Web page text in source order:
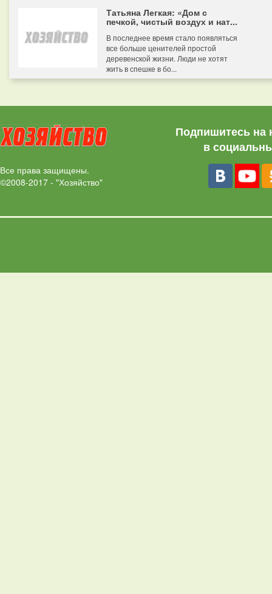
Татьяна Легкая: «Дом с
печкой, чистый воздух и нат...
В последнее время стало появляться
все больше ценителей простой
деревенской жизни. Люди не хотят
жить в спешке в бо...
Все права защищены.
©2008-2017 - "Хозяйство"
Подпишитесь на
в